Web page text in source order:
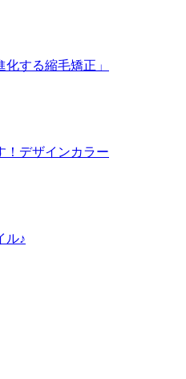
化する縮毛矯正」
！デザインカラー
ル♪